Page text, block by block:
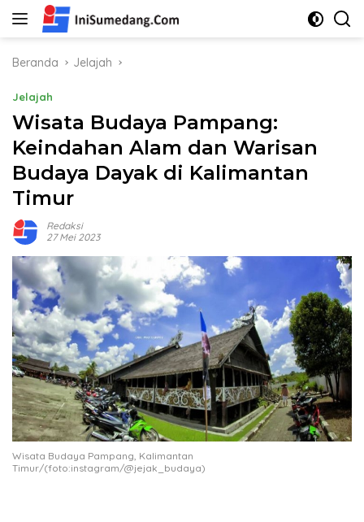
Langsung
Beranda
Jelajah
Jelajah
Wisata Budaya Pampang:
Keindahan Alam dan Warisan
Budaya Dayak di Kalimantan
Timur
Redaksi
27 Mei 2023
Wisata Budaya Pampang, Kalimantan
Timur/(foto:instagram/@jejak_budaya)